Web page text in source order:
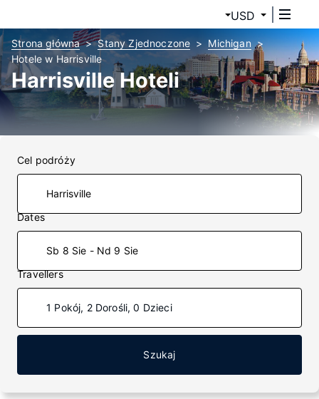
USD
Strona główna Stany Zjednoczone
Michigan
Hotele w Harrisville
Harrisville Hoteli
Cel podróży
Dates
Sb 8 Sie - Nd 9 Sie
Travellers
1 Pokój, 2 Dorośli, 0 Dzieci
Szukaj